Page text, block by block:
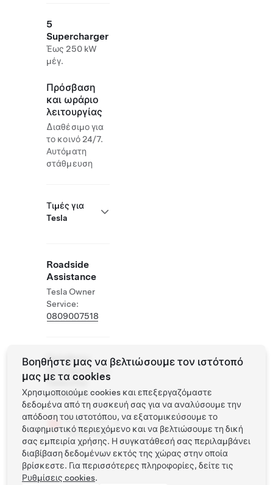
5
Supercharger
Έως 250 kW
μέγ.
Πρόσβαση
και ωράριο
λειτουργίας
Διαθέσιμο για
το κοινό 24/7.
Αυτόματη
στάθμευση
Τιμές για
Tesla
Roadside
Assistance
Tesla Owner
Service:
0809007518
Πρόσθετες
λειτουργίες της
Tesla στην
τοποθεσία
Φορτιστής
προορισμού
Βοηθήστε μας να βελτιώσουμε τον ιστότοπό
μας με τα cookies
Χρησιμοποιούμε cookies και επεξεργαζόμαστε
δεδομένα από τη συσκευή σας για να αναλύσουμε την
απόδοση του ιστοτόπου, να εξατομικεύσουμε το
διαφημιστικό περιεχόμενο και να βελτιώσουμε τη δική
σας εμπειρία χρήσης. Η συγκατάθεσή σας περιλαμβάνει
διαβίβαση δεδομένων εκτός της χώρας στην οποία
βρίσκεστε. Για περισσότερες πληροφορίες, δείτε τις
Ρυθμίσεις cookies.